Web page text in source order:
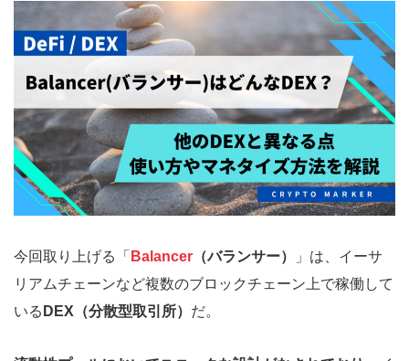
今回取り上げる「 Balancer （バランサー）
」は、イーサ
リアムチェーンなど複数のブロックチェーン上で稼働して
いる DEX（分散型取引所） だ。